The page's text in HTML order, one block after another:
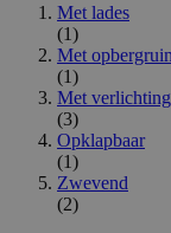
Met lades
(1)
Met
(1)
Met verlichting
(3)
Opklapbaar
(1)
Zwevend
(2)